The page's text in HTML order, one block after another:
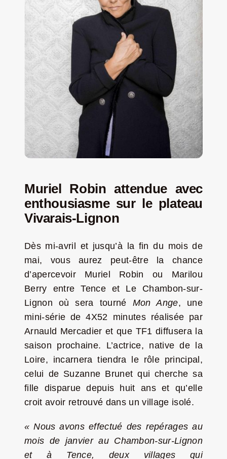
Muriel Robin attendue avec
enthousiasme sur le plateau
Vivarais-Lignon
Dès mi-avril et jusqu’à la fin du mois de
mai, vous aurez peut-être la chance
d’apercevoir Muriel Robin ou Marilou
Berry entre Tence et Le Chambon-sur-
Lignon où sera tourné Mon Ange, une
mini-série de 4X52 minutes réalisée par
Arnauld Mercadier et que TF1 diffusera la
saison prochaine. L’actrice, native de la
Loire, incarnera tiendra le rôle principal,
celui de Suzanne Brunet qui cherche sa
fille disparue depuis huit ans et qu’elle
croit avoir retrouvé dans un village isolé.
« Nous avons effectué des repérages au
mois de janvier au Chambon-sur-Lignon
et à Tence, deux villages qui